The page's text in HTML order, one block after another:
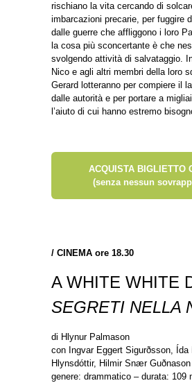
rischiano la vita cercando di
imbarcazioni precarie, per fuggire
dalle guerre che affliggono i loro
la cosa più sconcertante è che
svolgendo attività di salvataggio.
Nico e agli altri membri della loro
Gerard lotteranno per compiere il
dalle autorità e per portare a
l’aiuto di cui hanno estremo
ACQUISTA BIGLIETTO
(senza nessun
/ CINEMA ore 18.30
A WHITE WHITE
SEGRETI NELLA
di Hlynur Palmason
con Ingvar Eggert Sigurðsson, Ída
Hlynsdóttir, Hilmir Snær Guðnason
genere: drammatico – durata: 109